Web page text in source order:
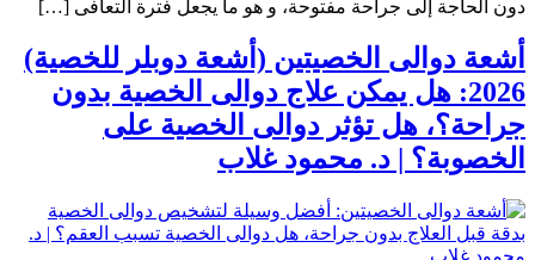
دون الحاجة إلى جراحة مفتوحة، و هو ما يجعل فترة التعافى […]
أشعة دوالى الخصيتين (أشعة دوبلر للخصية)
2026: هل يمكن علاج دوالى الخصية بدون
جراحة؟، هل تؤثر دوالى الخصية على
الخصوبة؟ | د. محمود غلاب